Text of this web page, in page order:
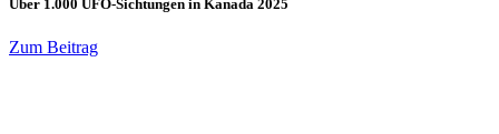
Über 1.000 UFO-Sichtungen in Kanada 2025
Zum Beitrag